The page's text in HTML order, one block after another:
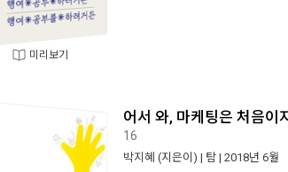
미리보기
어서 와, 마케팅은 처음이
16
박지혜 (지은이) | 탐 | 2018년 6월